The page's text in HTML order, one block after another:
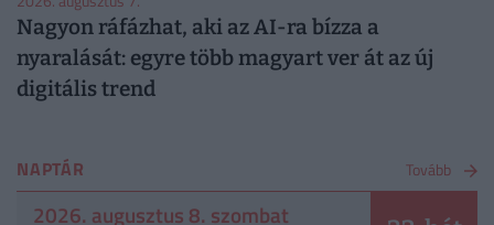
Nagyon ráfázhat, aki az AI-ra bízza a
nyaralását: egyre több magyart ver át az új
digitális trend
NAPTÁR Tovább
2026. augusztus 8. szombat